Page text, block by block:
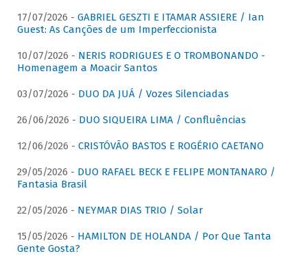
17/07/2026 - GABRIEL GESZTI E ITAMAR ASSIERE / Ian
Guest: As Canções de um Imperfeccionista
10/07/2026 - NERIS RODRIGUES E O TROMBONANDO -
Homenagem a Moacir Santos
03/07/2026 - DUO DA JUÁ / Vozes Silenciadas
26/06/2026 - DUO SIQUEIRA LIMA / Confluências
12/06/2026 - CRISTÓVÃO BASTOS E ROGÉRIO CAETANO
29/05/2026 - DUO RAFAEL BECK E FELIPE MONTANARO /
Fantasia Brasil
22/05/2026 - NEYMAR DIAS TRIO / Solar
15/05/2026 - HAMILTON DE HOLANDA / Por Que Tanta
Gente Gosta?